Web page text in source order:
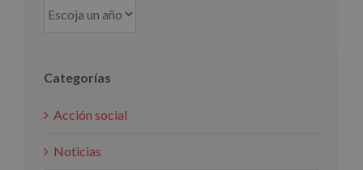
Categorías
Acción social
Noticias